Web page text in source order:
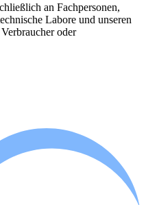
an Fachpersonen,
Labore und unseren
oder